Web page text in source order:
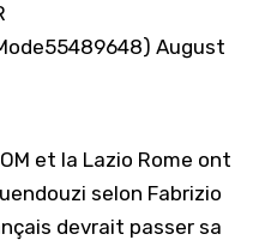
August
et la Lazio Rome ont
selon Fabrizio
devrait passer sa